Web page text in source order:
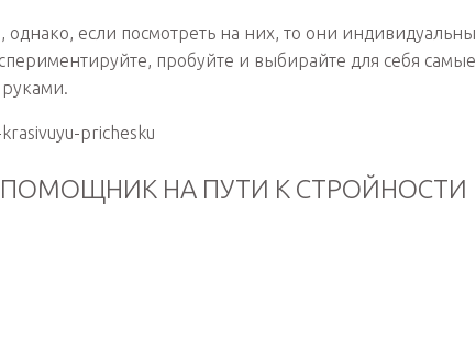
однако, если посмотреть на них, то они индивидуальны
пробуйте и выбирайте для себя самые
prichesku
ПОМОЩНИК НА ПУТИ К СТРОЙНОСТИ